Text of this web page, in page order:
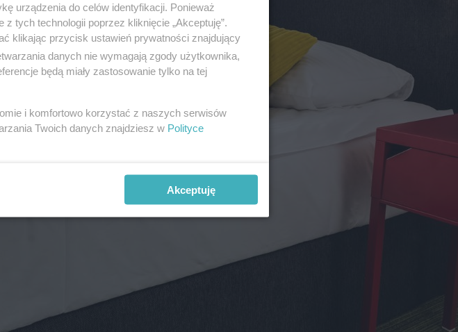
urządzenia do celów identyfikacji. Ponieważ
tych technologii poprzez kliknięcie „Akceptuję”.
klikając przycisk ustawień prywatności znajdujący
danych nie wymagają zgody użytkownika,
będą miały zastosowanie tylko na tej
i komfortowo korzystać z naszych serwisów
Twoich danych znajdziesz w Polityce
Akceptuję